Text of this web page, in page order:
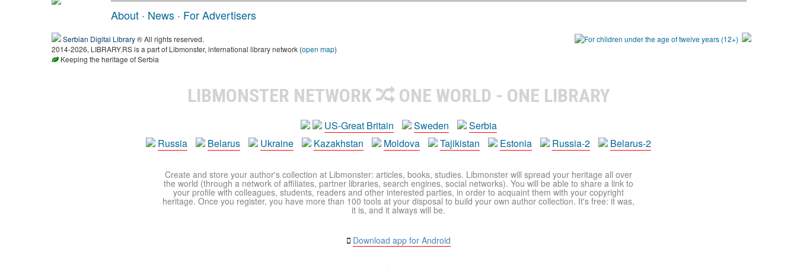
About · News · For Advertisers
Serbian Digital Library® All rights reserved.
2014-2026, LIBRARY.RS is a part of Libmonster, international library network (open map)
Keeping the heritage of Serbia
LIBMONSTER NETWORK ONE WORLD - ONE LIBRARY
US-Great Britain Sweden
Serbia
Russia
Belarus Ukraine Kazakhstan Moldova Tajikistan Estonia Russia-2 Belarus-2
Create and store your author's collection at Libmonster: articles, books, studies. Libmonster will spread your heritage all over
the world (through a network of affiliates, partner libraries, search engines, social networks). You will be able to share a link to
your profile with colleagues, students, readers and other interested parties, in order to acquaint them with your copyright
heritage. Once you register, you have more than 100 tools at your disposal to build your own author collection. It's free: it was,
it is, and it always will be.
Download app for Android